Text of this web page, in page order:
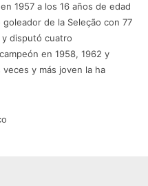
1957 a los 16 años de edad
de la Seleção con 77
disputó cuatro
campeón en 1958, 1962 y
y más joven la ha